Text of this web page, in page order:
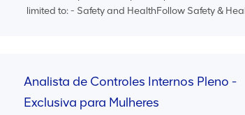
limited to: - Safety and HealthFollow Safety &
Analista de Controles Internos Pleno -
Exclusiva para Mulheres